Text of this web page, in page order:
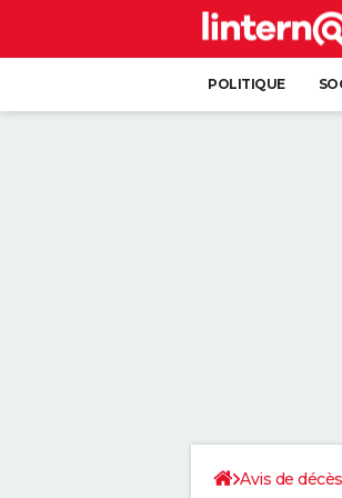
POLITIQUE
Avis de décès